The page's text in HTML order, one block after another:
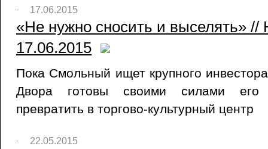
17.06.2015
«Не нужно сносить и выселять» //
17.06.2015
Пока Смольный ищет крупного
Двора готовы своими силами его
превратить в торгово-культурный центр
22.05.2015